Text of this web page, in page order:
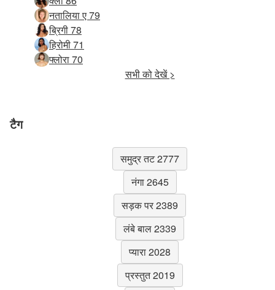
नतालिया ए 79
ब्रिगी 78
हिरोमी 71
फ्लोरा 70
सभी को देखें >
टैग
समुद्र तट 2777
नंगा 2645
सड़क पर 2389
लंबे बाल 2339
प्यारा 2028
प्रस्तुत 2019